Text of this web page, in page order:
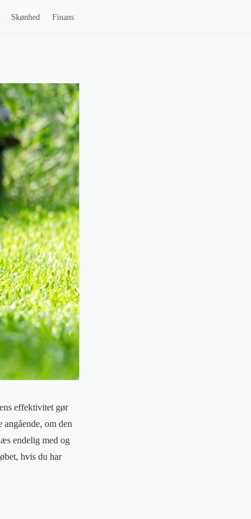
Skønhed Finans
effektivitet gør
om den
endelig med og
hvis du har